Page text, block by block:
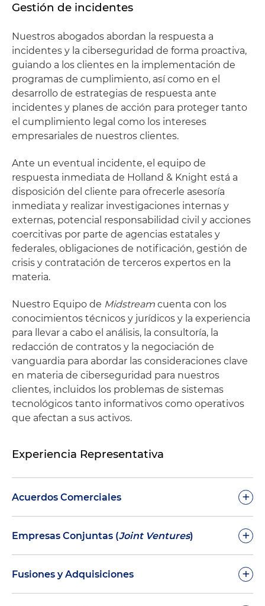
Gestión de incidentes
Nuestros abogados abordan la respuesta a
incidentes y la ciberseguridad de forma proactiva,
guiando a los clientes en la implementación de
programas de cumplimiento, así como en el
desarrollo de estrategias de respuesta ante
incidentes y planes de acción para proteger tanto
el cumplimiento legal como los intereses
empresariales de nuestros clientes.
Ante un eventual incidente, el equipo de
respuesta inmediata de Holland & Knight está a
disposición del cliente para ofrecerle asesoría
inmediata y realizar investigaciones internas y
externas, potencial responsabilidad civil y acciones
coercitivas por parte de agencias estatales y
federales, obligaciones de notificación, gestión de
crisis y contratación de terceros expertos en la
materia.
Nuestro Equipo de Midstream cuenta con los
conocimientos técnicos y jurídicos y la experiencia
para llevar a cabo el análisis, la consultoría, la
redacción de contratos y la negociación de
vanguardia para abordar las consideraciones clave
en materia de ciberseguridad para nuestros
clientes, incluidos los problemas de sistemas
tecnológicos tanto informativos como operativos
que afectan a sus activos.
Experiencia Representativa
Acuerdos Comerciales +
fraccionamiento, transporte, comercialización, uso
Empresas Conjuntas (Joint Ventures) +
Fusiones y Adquisiciones +